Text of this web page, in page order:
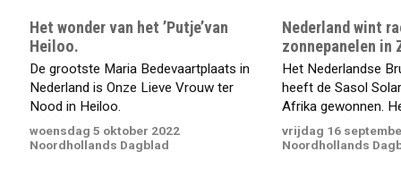
Het wonder van het ’Putje’van
Heiloo.
De grootste Maria Bedevaartplaats in
Nederland is Onze Lieve Vrouw ter
Nood in Heiloo.
woensdag 5 oktober 2022
Noordhollands Dagblad
Nederland wint
zonnepanelen in
Het Nederlandse
heeft de Sasol
Afrika gewonnen.
vrijdag 16
Noordhollands